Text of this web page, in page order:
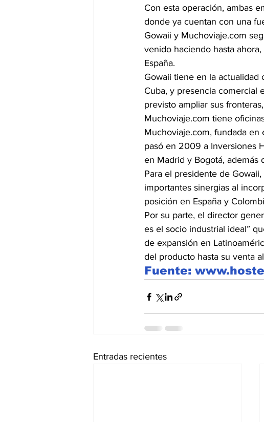
Con esta operación, ambas
donde ya cuentan con una
Gowaii y Muchoviaje.com
venido haciendo hasta
España.
Gowaii tiene en la actualidad
Cuba, y presencia comercial
previsto ampliar sus
Muchoviaje.com tiene
Muchoviaje.com, fundada
pasó en 2009 a Inversiones
en Madrid y Bogotá, además
Para el presidente de Gowaii,
importantes sinergias al
posición en España y
Por su parte, el director
es el socio industrial ideal”
de expansión en
del producto hasta su venta
Fuente:
Entradas recientes